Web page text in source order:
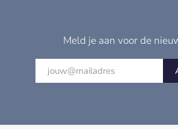
Meld je aan voor de